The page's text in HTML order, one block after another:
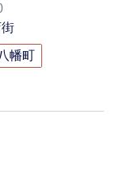
幡町